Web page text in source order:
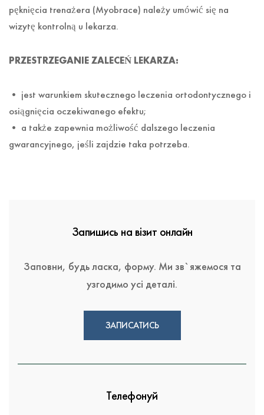
pęknięcia trenażera (Myobrace) należy umówić się na
wizytę kontrolną u lekarza.
PRZESTRZEGANIE ZALECEŃ LEKARZA:
• jest warunkiem skutecznego leczenia ortodontycznego i
osiągnięcia oczekiwanego efektu;
• a także zapewnia możliwość dalszego leczenia
gwarancyjnego, jeśli zajdzie taka potrzeba.
Запишись на візит онлайн
Заповни, будь ласка, форму. Ми зв`яжемося та
узгодимо усі деталі.
ЗАПИСАТИСЬ
Телефонуй